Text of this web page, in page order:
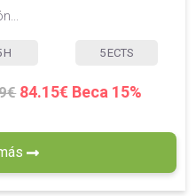
H 5 ECTS
84.15€ Beca 15%